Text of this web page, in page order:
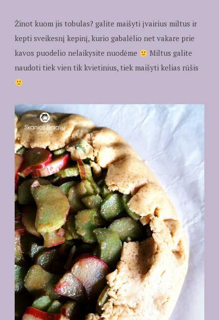
Žinot kuom jis tobulas? galite maišyti įvairius miltus ir
kepti sveikesnį kepinį, kurio gabalėlio net vakare prie
kavos puodelio nelaikysite nuodėme
Miltus galite
naudoti tiek vien tik kvietinius, tiek maišyti kelias rūšis